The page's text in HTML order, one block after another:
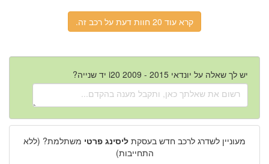
קרא עוד 20 חוות דעת על רכב זה.
יש לך שאלה על יונדאי i20 2009 - 2015 יד שנייה?
מעוניין לשדרג לרכב חדש בעסקת ליסינג פרטי משתלמת? (ללא
התחייבות)